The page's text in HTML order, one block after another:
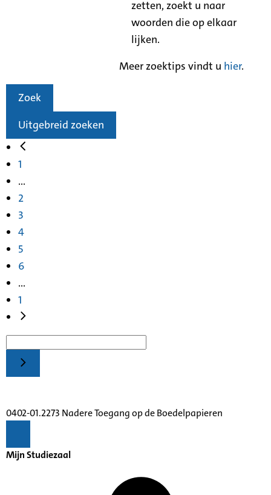
zetten, zoekt u naar
woorden die op elkaar
lijken.
Meer zoektips vindt u hier.
Zoek
Uitgebreid zoeken
1
...
2
3
4
5
6
...
1
0402-01.2273 Nadere Toegang op de Boedelpapieren
Mijn Studiezaal